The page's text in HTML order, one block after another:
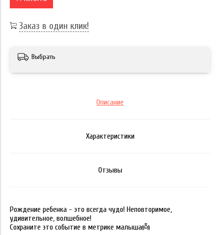
Заказ в один клик!
Выбрать
Описание
Характеристики
Отзывы
Рождение ребенка - это всегда чудо! Неповторимое,
удивительное, волшебное!
Сохраните это событие в метрике малыша👼